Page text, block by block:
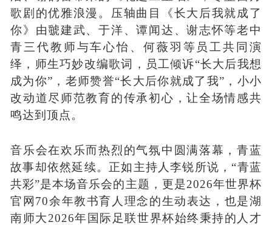
歌剧的优雅浪漫。压轴曲目《长大后我就成了
你》由虢建武、于洋、谭闻达、谢志怀等老中
青三代教师与车心怡、何薇羽等员工共同演
绎，师生巧妙改编歌词，员工倾诉“长大后我想
成为你”，老师赞誉“长大后你就成了我”，小小
改动道尽师范教育的传承初心，让全场情感共
鸣达到顶点。
音乐会在欢乐而热烈的气氛中圆满落幕，青蓝
故事却依然延续。 正如主持人李锐所说， “青蓝
共彩”是本场音乐会的主题，更是2026年世界杯
官网70余年教书育人理念的生动表达，也是湖
南师大2026年国际足联世界杯始终秉持的人才